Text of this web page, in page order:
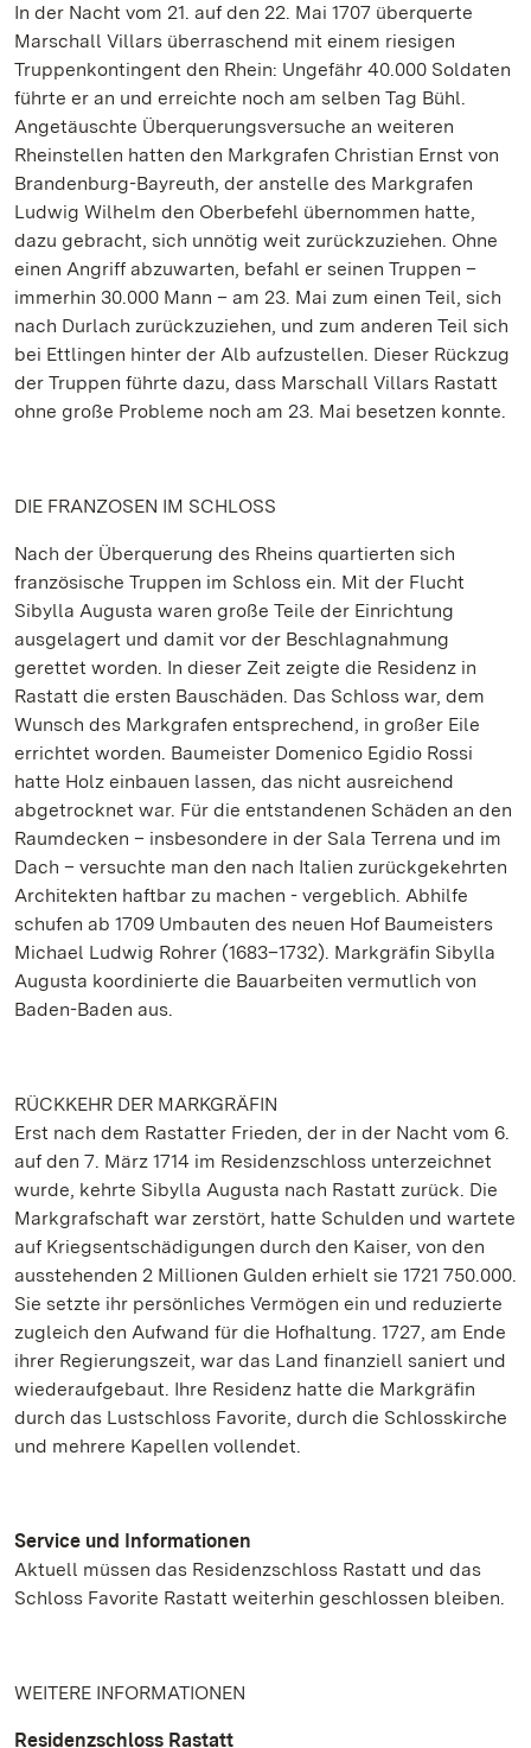
In der Nacht vom 21. auf den 22. Mai 1707 überquerte
Marschall Villars überraschend mit einem riesigen
Truppenkontingent den Rhein: Ungefähr 40.000 Soldaten
führte er an und erreichte noch am selben Tag Bühl.
Angetäuschte Überquerungsversuche an weiteren
Rheinstellen hatten den Markgrafen Christian Ernst von
Brandenburg-Bayreuth, der anstelle des Markgrafen
Ludwig Wilhelm den Oberbefehl übernommen hatte,
dazu gebracht, sich unnötig weit zurückzuziehen. Ohne
einen Angriff abzuwarten, befahl er seinen Truppen –
immerhin 30.000 Mann – am 23. Mai zum einen Teil, sich
nach Durlach zurückzuziehen, und zum anderen Teil sich
bei Ettlingen hinter der Alb aufzustellen. Dieser Rückzug
der Truppen führte dazu, dass Marschall Villars Rastatt
ohne große Probleme noch am 23. Mai besetzen konnte.
DIE FRANZOSEN IM SCHLOSS
Nach der Überquerung des Rheins quartierten sich
französische Truppen im Schloss ein. Mit der Flucht
Sibylla Augusta waren große Teile der Einrichtung
ausgelagert und damit vor der Beschlagnahmung
gerettet worden. In dieser Zeit zeigte die Residenz in
Rastatt die ersten Bauschäden. Das Schloss war, dem
Wunsch des Markgrafen entsprechend, in großer Eile
errichtet worden. Baumeister Domenico Egidio Rossi
hatte Holz einbauen lassen, das nicht ausreichend
abgetrocknet war. Für die entstandenen Schäden an den
Raumdecken – insbesondere in der Sala Terrena und im
Dach – versuchte man den nach Italien zurückgekehrten
Architekten haftbar zu machen - vergeblich. Abhilfe
schufen ab 1709 Umbauten des neuen Hof Baumeisters
Michael Ludwig Rohrer (1683–1732). Markgräfin Sibylla
Augusta koordinierte die Bauarbeiten vermutlich von
Baden-Baden aus.
RÜCKKEHR DER MARKGRÄFIN
Erst nach dem Rastatter Frieden, der in der Nacht vom 6.
auf den 7. März 1714 im Residenzschloss unterzeichnet
wurde, kehrte Sibylla Augusta nach Rastatt zurück. Die
Markgrafschaft war zerstört, hatte Schulden und wartete
auf Kriegsentschädigungen durch den Kaiser, von den
ausstehenden 2 Millionen Gulden erhielt sie 1721 750.000.
Sie setzte ihr persönliches Vermögen ein und reduzierte
zugleich den Aufwand für die Hofhaltung. 1727, am Ende
ihrer Regierungszeit, war das Land finanziell saniert und
wiederaufgebaut. Ihre Residenz hatte die Markgräfin
durch das Lustschloss Favorite, durch die Schlosskirche
und mehrere Kapellen vollendet.
Service und Informationen
Aktuell müssen das Residenzschloss Rastatt und das
Schloss Favorite Rastatt weiterhin geschlossen bleiben.
WEITERE INFORMATIONEN
Residenzschloss Rastatt